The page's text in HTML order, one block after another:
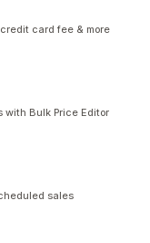
card fee & more
with Bulk Price Editor
sales